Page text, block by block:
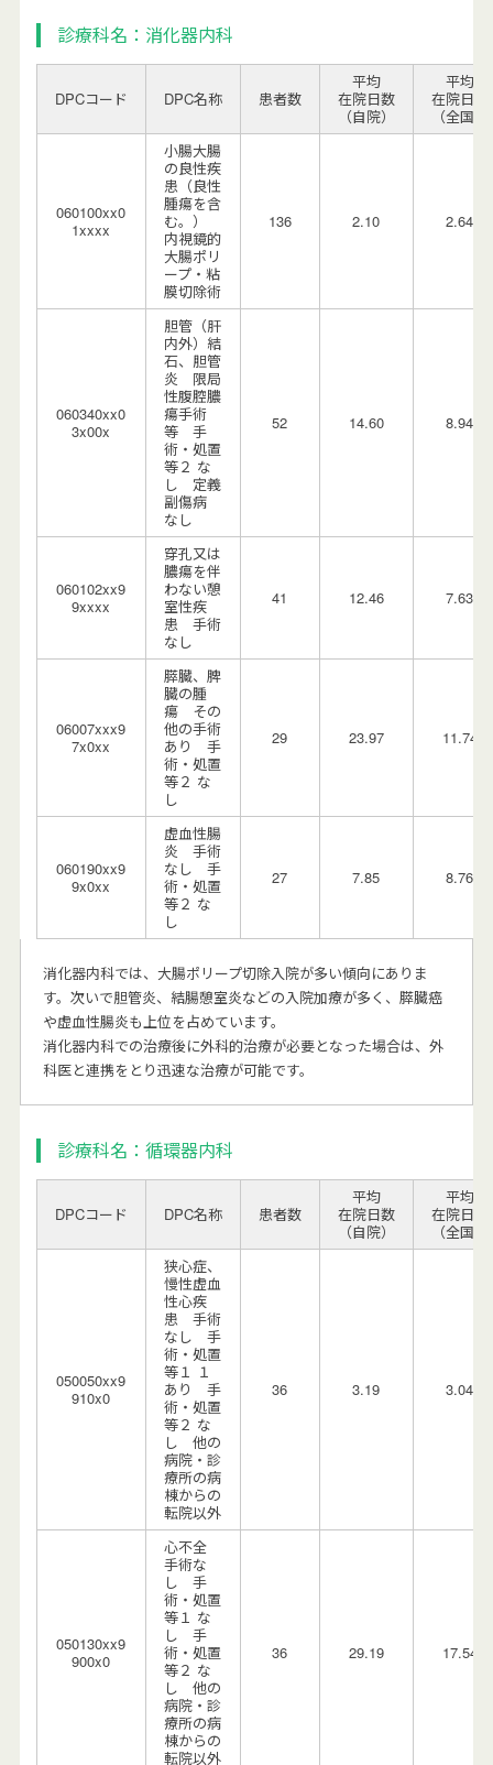
診療科名：消化器内科
DPCコード DPC名称 患者数
平均
在院日数
（自院）
平均
在院日数
（全国）
060100xx0
1xxxx
小腸大腸
の良性疾
患（良性
腫瘍を含
む。）
内視鏡的
大腸ポリ
ープ・粘
膜切除術
136 2.10 2.64
060340xx0
3x00x
胆管（肝
内外）結
石、胆管
炎 限局
性腹腔膿
瘍手術
等 手
術・処置
等２ な
し 定義
副傷病
なし
52 14.60 8.94
060102xx9
9xxxx
穿孔又は
膿瘍を伴
わない憩
室性疾
患 手術
なし
41 12.46 7.63
06007xxx9
7x0xx
膵臓、脾
臓の腫
瘍 その
他の手術
あり 手
術・処置
等２ な
し
29 23.97 11.74
060190xx9
9x0xx
虚血性腸
炎 手術
なし 手
術・処置
等２ な
し
27 7.85 8.76
消化器内科では、大腸ポリープ切除入院が多い傾向にありま
す。次いで胆管炎、結腸憩室炎などの入院加療が多く、膵臓癌
や虚血性腸炎も上位を占めています。
消化器内科での治療後に外科的治療が必要となった場合は、外
科医と連携をとり迅速な治療が可能です。
診療科名：循環器内科
DPCコード DPC名称 患者数
平均
在院日数
（自院）
平均
在院日数
（全国）
050050xx9
910x0
狭心症、
慢性虚血
性心疾
患 手術
なし 手
術・処置
等１ １
あり 手
術・処置
等２ な
し 他の
病院・診
療所の病
棟からの
転院以外
36 3.19 3.04
050130xx9
900x0
心不全
手術な
し 手
術・処置
等１ な
し 手
術・処置
等２ な
し 他の
病院・診
療所の病
棟からの
転院以外
36 29.19 17.54